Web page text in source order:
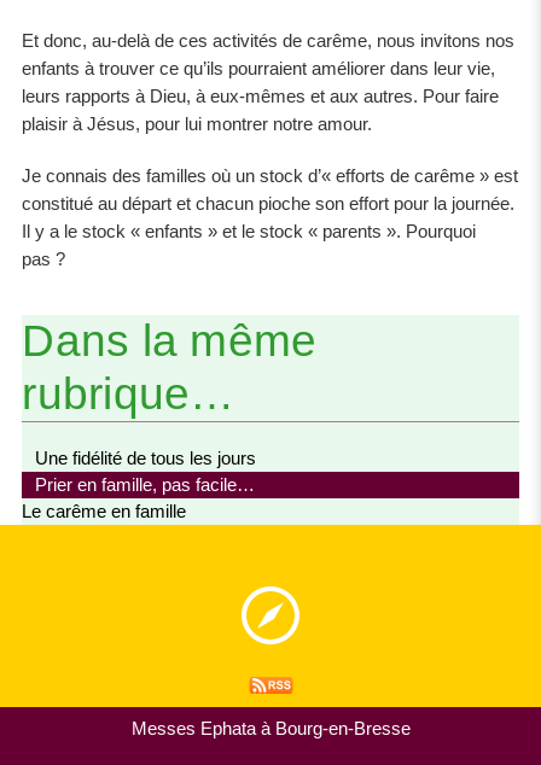
Et donc, au-delà de ces activités de carême, nous invitons nos
enfants à trouver ce qu’ils pourraient améliorer dans leur vie,
leurs rapports à Dieu, à eux-mêmes et aux autres. Pour faire
plaisir à Jésus, pour lui montrer notre amour.
Je connais des familles où un stock d’« efforts de carême » est
constitué au départ et chacun pioche son effort pour la journée.
Il y a le stock « enfants » et le stock « parents ». Pourquoi
pas ?
Dans la même
rubrique…
Une fidélité de tous les jours
Prier en famille, pas facile…
Le carême en famille
Messes Ephata à Bourg-en-Bresse